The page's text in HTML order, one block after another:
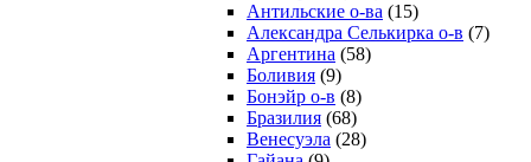
Антильские о-ва (15)
Александра Селькирка о-в (7)
Аргентина (58)
Боливия (9)
Бонэйр о-в (8)
Бразилия (68)
Венесуэла (28)